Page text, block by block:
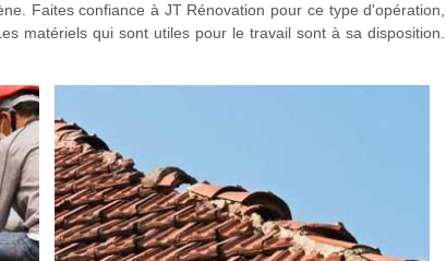
Faites confiance à JT Rénovation pour ce type d'opération,
matériels qui sont utiles pour le travail sont à sa disposition.